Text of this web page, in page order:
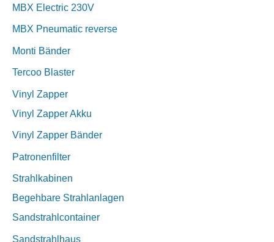
MBX Electric 230V
MBX Pneumatic reverse
Monti Bänder
Tercoo Blaster
Vinyl Zapper
Vinyl Zapper Akku
Vinyl Zapper Bänder
Patronenfilter
Strahlkabinen
Begehbare Strahlanlagen
Sandstrahlcontainer
Sandstrahlhaus